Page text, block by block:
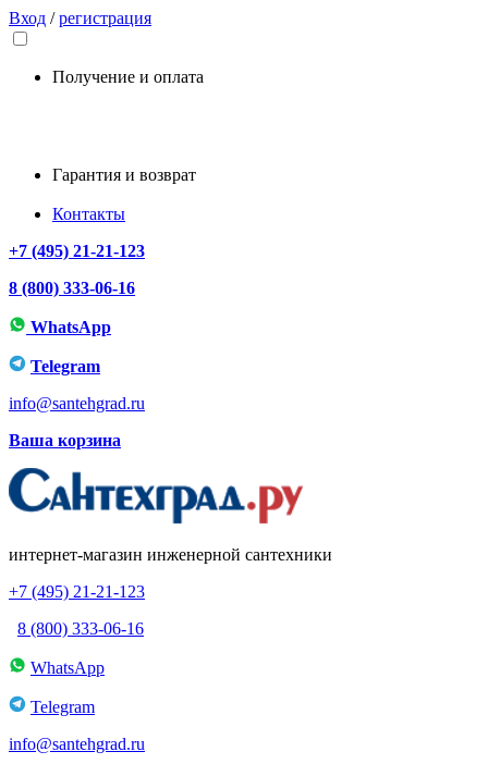
Вход /регистрация
Получение и оплата
Гарантия и возврат
Контакты
+7 (495) 21-21-123
8 (800) 333-06-16
WhatsApp
Telegram
info@santehgrad.ru
Ваша корзина
интернет-магазин инженерной сантехники
+7 (495) 21-21-123
8 (800) 333-06-16
WhatsApp
Telegram
info@santehgrad.ru